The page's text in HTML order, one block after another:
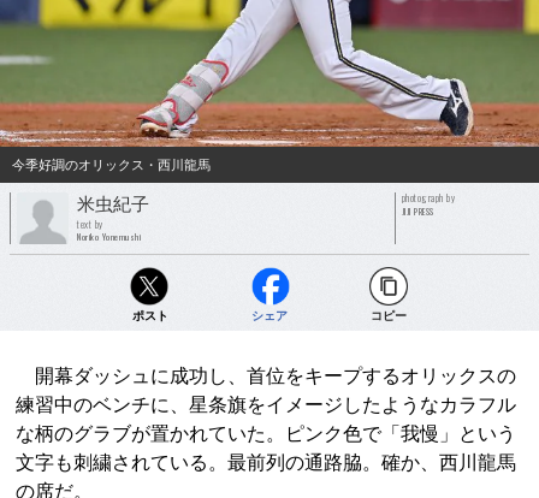
今季好調のオリックス・西川龍馬
米虫紀子
text by
Noriko Yonemushi
photograph by
JIJI PRESS
ポスト シェア コピー
開幕ダッシュに成功し、首位をキープするオリックスの
練習中のベンチに、星条旗をイメージしたようなカラフル
な柄のグラブが置かれていた。ピンク色で「我慢」という
文字も刺繍されている。最前列の通路脇。確か、西川龍馬
の席だ。